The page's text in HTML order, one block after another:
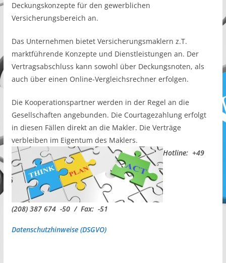
Deckungskonzepte für den gewerblichen
Versicherungsbereich an.
Das Unternehmen bietet Versicherungsmaklern z.T.
marktführende Konzepte und Dienstleistungen an. Der
Vertragsabschluss kann sowohl über Deckungsnoten, als
auch über einen Online-Vergleichsrechner erfolgen.
Die Kooperationspartner werden in der Regel an die
Gesellschaften angebunden. Die Courtagezahlung erfolgt
in diesen Fällen direkt an die Makler. Die Verträge
verbleiben im Eigentum des Maklers.
Hotline: +49
(208) 387 674 -50 / Fax: -51
Datenschutzhinweise (DSGVO)